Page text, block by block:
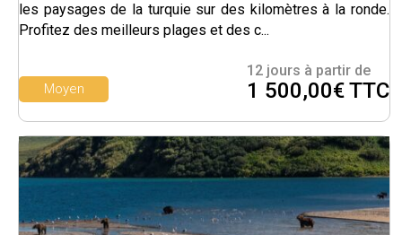
les paysages de la turquie sur des kilomètres à la ronde.
Profitez des meilleurs plages et des c...
12 jours à partir de
1 500,00€ TTC
Moyen